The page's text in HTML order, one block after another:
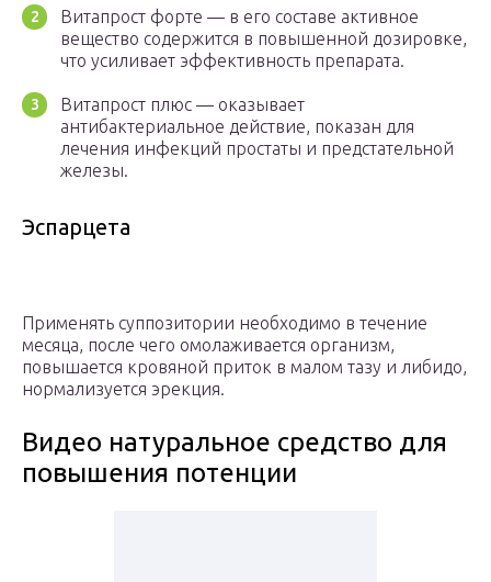
Витапрост форте — в его составе активное
вещество содержится в повышенной дозировке,
что усиливает эффективность препарата.
Витапрост плюс — оказывает
антибактериальное действие, показан для
лечения инфекций простаты и предстательной
железы.
Эспарцета
Применять суппозитории необходимо в течение
месяца, после чего омолаживается организм,
повышается кровяной приток в малом тазу и либидо,
нормализуется эрекция.
Видео натуральное средство для
повышения потенции